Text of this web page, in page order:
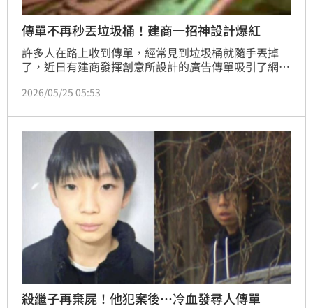
傳單不再秒丟垃圾桶！建商一招神設計爆紅
許多人在路上收到傳單，經常見到垃圾桶就隨手丟掉
了，近日有建商發揮創意所設計的廣告傳單吸引了網友
按讚，網友們直呼這真的是行銷天才。
2026/05/25 05:53
殺繼子再棄屍！他犯案後…冷血發尋人傳單